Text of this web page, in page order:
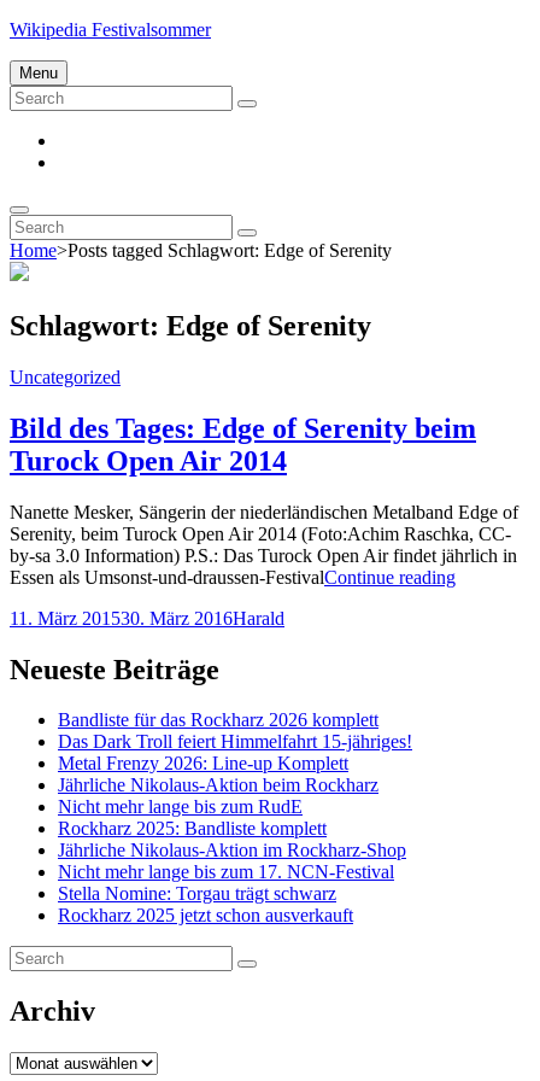
Skip
content
Wikipedia Festivalsommer
Menu
Search
for:
Search
Search
Search
for:
Search
Home>Posts tagged Schlagwort: Edge of Serenity
Schlagwort: Edge of Serenity
Cat
Uncategorized
Bild des Tages: Edge of Serenity beim
Turock Open Air 2014
Nanette Mesker, Sängerin der niederländischen Metalband Edge of
Serenity, beim Turock Open Air 2014 (Foto:Achim Raschka, CC-
by-sa 3.0 Information) P.S.: Das Turock Open Air findet jährlich in
Essen als Umsonst-und-draussen-FestivalContinue readingBild
Posted-
11. März 201530. März 2016By
Byline
Harald
Neueste Beiträge
Bandliste für das Rockharz 2026 komplett
Das Dark Troll feiert Himmelfahrt 15-jähriges!
Metal Frenzy 2026: Line-up Komplett
Jährliche Nikolaus-Aktion beim Rockharz
Nicht mehr lange bis zum RudE
Rockharz 2025: Bandliste komplett
Jährliche Nikolaus-Aktion im Rockharz-Shop
Nicht mehr lange bis zum 17. NCN-Festival
Stella Nomine: Torgau trägt schwarz
Rockharz 2025 jetzt schon ausverkauft
Search
for:
Search
Archiv
Archiv